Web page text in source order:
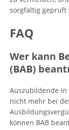
sorgfältig geprüft
FAQ
Wer kann
(BAB)
Auszubildende
nicht mehr bei
können BAB